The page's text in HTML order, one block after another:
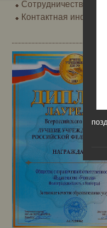
Сотрудничество
Контактная